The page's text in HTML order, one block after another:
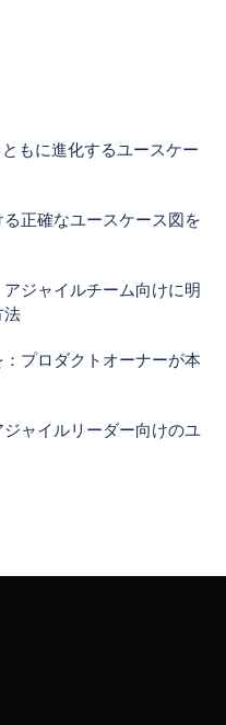
もに進化するユースケー
正確なユースケース図を
ジャイルチーム向けに明
法
プロダクトオーナーが本
ャイルリーダー向けのユ